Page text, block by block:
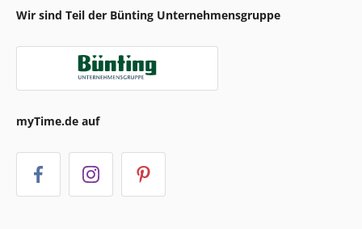
Wir sind Teil der Bünting Unternehmensgruppe
myTime.de auf